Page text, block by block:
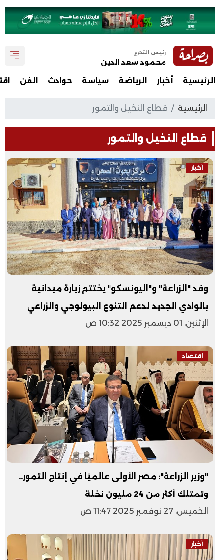
رئيس التحرير
محمود سعد الدين
الرئيسية أخبار الرياضة سياسة حوادث الفن
الرئيسية قطاع النخيل والتمور
قطاع النخيل والتمور
أخبار
وفد "الزراعة" و"اليونسكو" يختتم زيارة ميدانية
بالوادي الجديد لدعم التنوع البيولوجي والزراعي
الإثنين، 01 ديسمبر 2025 10:32 ص
اقتصاد
"وزير الزراعة": مصر الأولى عالميًا في إنتاج التمور..
وتمتلك أكثر من 24 مليون نخلة
الخميس، 27 نوفمبر 2025 11:47 ص
أخبار